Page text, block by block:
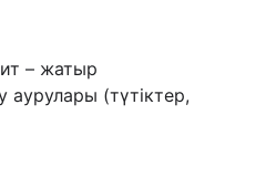
– жатыр
(түтіктер,